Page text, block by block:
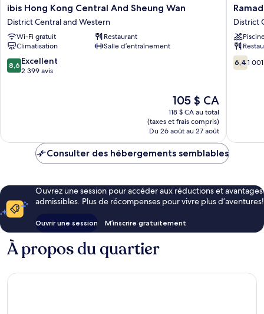
ibis
Hong
Kong
Central
And
Sheung
Wan
ibis Hong Kong Central And Sheung Wan
District Central and Western
Wi-Fi gratuit
Restaurant
Climatisation
Salle d’entraînement
8.6
sur
8,6 Excellent
2 399 avis
Le
prix
est
de
105 $ CA
105 $ CA
118 $ CA au total
(taxes et frais compris)
Du 26 août au 27 août
Ramada
Hong
Kong
Harbour
View
District
Central
District
6.4
sur
6,4 1
Consulter des hébergements semblables
Ouvrez une session pour accéder aux réductions et avantages
admissibles. Plus de récompenses pour vivre plus d’aventures!
Ouvrir une session M’inscrire gratuitement
À propos du quartier